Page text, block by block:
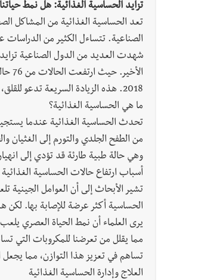
تزايد الحساسية الغذائية: هل نمط
تعد الحساسية الغذائية من المشاكل
الصناعية. تتساءل الكثير من الدراسات
شهدت العديد من الدول الصناعية
2018. هذه الزيادة السريعة تدعو للقلق، خاصة عندما ندرك أن الحساسية الغذائية قد تكون مهددة للحياة في بعض الأحيان.
ما هي الحساسية الغذائية؟
تحدث الحساسية الغذائية عندما
من الطفح الجلدي والتورم إلى
وهي حالة طبية طارئة قد تؤدي إلى
أسباب ارتفاع حالات الحساسية الغذائية
تشير الأبحاث إلى أن العوامل الجينية
الحساسية أكثر عرضة للإصابة بها. لكن
يرى العلماء أن نمط الحياة العصري
مما يقلل من تعرضنا للمكروبات التي
تساهم في تعزيز هذا التوازن، مما
العلاج وإدارة الحساسية الغذائية